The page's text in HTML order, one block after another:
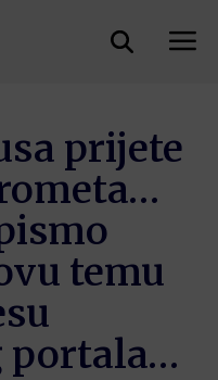
prijete
temu
portala…